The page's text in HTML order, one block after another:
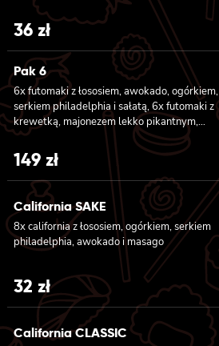
36 zł
Pak 6
6x futomaki z łososiem, awokado, ogórkiem,
serkiem philadelphia i sałatą, 6x futomaki z
krewetką, majonezem lekko pikantnym,
ogórkiem i sałatą, 6x futomaki z tatarem z
łososia lekko pikantnym, ogórkiem, awokado,
kanpyo, sałatą, masago, szczepiorek, sezam,
8x hosomaki z łososiem, 8x california z
krewetką w tempurze, majonezem lekko
pikantnym, ogórkiem, sezamem i masago, 8x
california z łososiem, ogórkiem, serkiem
philadelphia, awokado i masago
149 zł
California SAKE
8x california z łososiem, ogórkiem, serkiem
philadelphia, awokado i masago
32 zł
California CLASSIC